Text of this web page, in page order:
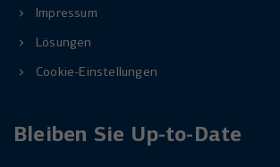
Impressum
Lösungen
Cookie-Einstellungen
Bleiben Sie Up-to-Date